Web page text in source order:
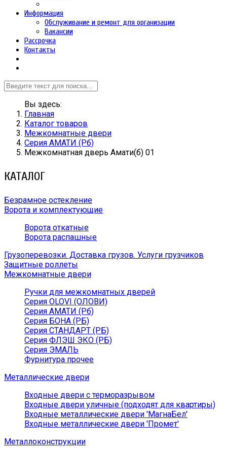
Информация
Обслуживание и ремонт для организации
Вакансии
Рассрочка
Контакты
Вы здесь:
Главная
Каталог товаров
Межкомнатные двери
Серия АМАТИ (Рб)
Межкомнатная дверь Амати(б) 01
КАТАЛОГ
Безрамное остекление
Ворота и комплектующие
Ворота откатные
Ворота распашные
Грузоперевозки. Доставка грузов. Услуги грузчиков
Защитные роллеты
Межкомнатные двери
Ручки для межкомнатных дверей
Серия OLOVI (ОЛОВИ)
Серия АМАТИ (Рб)
Серия БОНА (РБ)
Серия СТАНДАРТ (РБ)
Серия ФЛЭШ ЭКО (РБ)
Серия ЭМАЛЬ
Фурнитура прочее
Металлические двери
Входные двери с терморазрывом
Входные двери уличные (подходят для квартиры)
Входные металлические двери 'МагнаБел'
Входные металлические двери 'Промет'
Металлоконструкции